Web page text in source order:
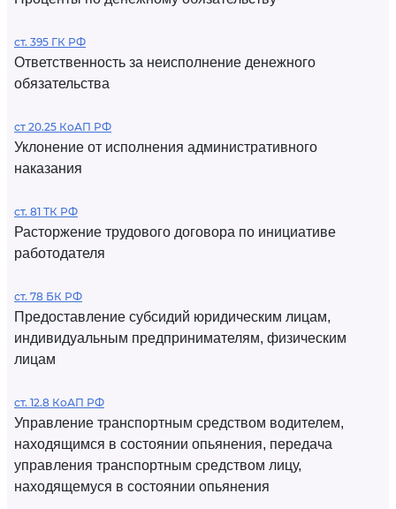
ст. 395 ГК РФ
Ответственность за неисполнение денежного
обязательства
ст 20.25 КоАП РФ
Уклонение от исполнения административного
наказания
ст. 81 ТК РФ
Расторжение трудового договора по инициативе
работодателя
ст. 78 БК РФ
Предоставление субсидий юридическим лицам,
индивидуальным предпринимателям, физическим
лицам
ст. 12.8 КоАП РФ
Управление транспортным средством водителем,
находящимся в состоянии опьянения, передача
управления транспортным средством лицу,
находящемуся в состоянии опьянения